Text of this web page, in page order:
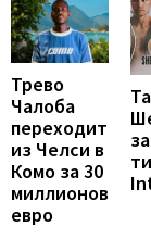
Трево
Чалоба
переходит
из Челси в
Комо за 30
миллионов
евро